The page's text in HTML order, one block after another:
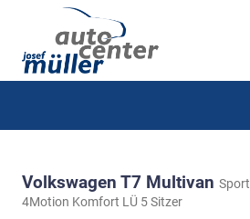
Volkswagen T7 Multivan
4Motion Komfort LÜ 5 Sitzer